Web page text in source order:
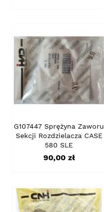
G107447 Sprężyna Zaworu
Sekcji Rozdzielacza CASE
580 SLE
Cena
90,00 zł